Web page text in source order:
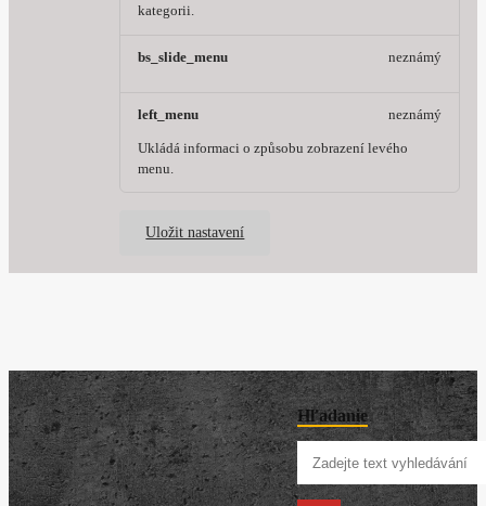
kategorii.
bs_slide_menu neznámý
left_menu
Ukládá informaci o způsobu zobrazení levého
menu.
neznámý
Uložit nastavení
Hľadanie